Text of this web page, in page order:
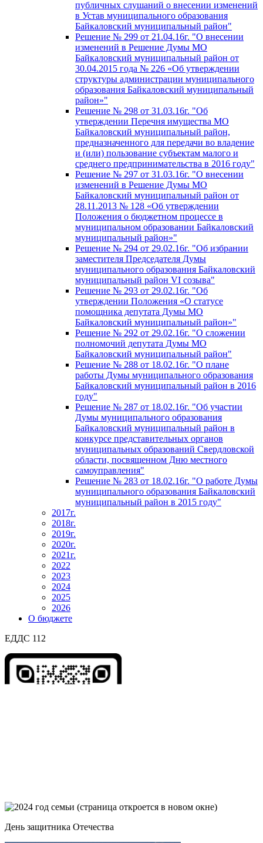
публичных слушаний о внесении изменений
в Устав муниципального образования
Байкаловский муниципальный район"
Решение № 299 от 21.04.16г. "О внесении
изменений в Решение Думы МО
Байкаловский муниципальный район от
30.04.2015 года № 226 «Об утверждении
структуры администрации муниципального
образования Байкаловский муниципальный
район»"
Решение № 298 от 31.03.16г. "Об
утверждении Перечня имущества МО
Байкаловский муниципальный район,
предназначенного для передачи во владение
и (или) пользование субъектам малого и
среднего предпринимательства в 2016 году"
Решение № 297 от 31.03.16г. "О внесении
изменений в Решение Думы МО
Байкаловский муниципальный район от
28.11.2013 № 128 «Об утверждении
Положения о бюджетном процессе в
муниципальном образовании Байкаловский
муниципальный район»"
Решение № 294 от 29.02.16г. "Об избрании
заместителя Председателя Думы
муниципального образования Байкаловский
муниципальный район VI созыва"
Решение № 293 от 29.02.16г. "Об
утверждении Положения «О статусе
помощника депутата Думы МО
Байкаловский муниципальный район»"
Решение № 292 от 29.02.16г. "О сложении
полномочий депутата Думы МО
Байкаловский муниципальный район"
Решение № 288 от 18.02.16г. "О плане
работы Думы муниципального образования
Байкаловский муниципальный район в 2016
году"
Решение № 287 от 18.02.16г. "Об участии
Думы муниципального образования
Байкаловский муниципальный район в
конкурсе представительных органов
муниципальных образований Свердловской
области, посвященном Дню местного
самоуправления"
Решение № 283 от 18.02.16г. "О работе Думы
муниципального образования Байкаловский
муниципальный район в 2015 году"
2017г.
2018г.
2019г.
2020г.
2021г.
2022
2023
2024
2025
2026
О бюджете
ЕДДС 112
День защитника Отечества